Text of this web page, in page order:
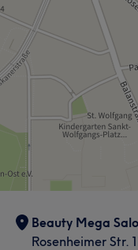
Beauty Mega
Rosenheimer Str.